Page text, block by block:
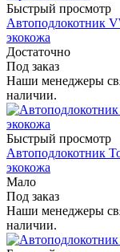
Быстрый просмотр
Автоподлокотник
экокожа
Достаточно
Под заказ
Наши менеджеры
наличии.
Быстрый просмотр
Автоподлокотник
экокожа
Мало
Под заказ
Наши менеджеры
наличии.